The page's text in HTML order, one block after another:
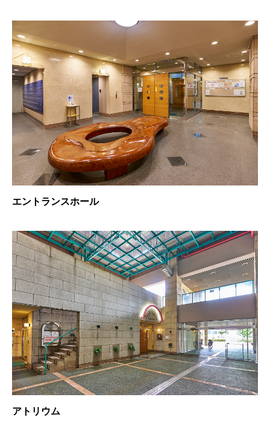
エントランスホール
アトリウム